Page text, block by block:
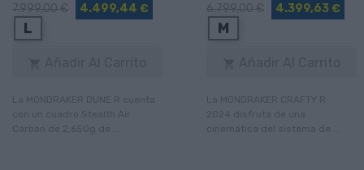
4.499,44 €
L
4.399,63 €
M